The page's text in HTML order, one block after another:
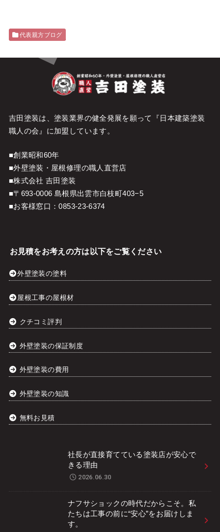
代表親方ブログ
吉田塗装は、塗装業界の健全発展を願って『 日本建築塗装
職人の会 』に加盟しています。
■創業昭和60年
■外壁塗装・屋根修理の職人直営店
■株式会社 吉田塗装
■〒693-0006 島根県出雲市白枝町403−5
■お客様窓口：0853-23-6374
お見積をお考えの方は以下をご覧ください
外壁塗装の塗料
屋根工事の屋根材
クチコミ評判
外壁塗装の保証制度
外壁塗装の費用
外壁塗装の知識
無料お見積
社長が直接育てている塗装店が安心で
きる理由
2026.06.30
ナフサショックの時代だからこそ。私
たちは工事の前に“安心”をお届けしま
す。